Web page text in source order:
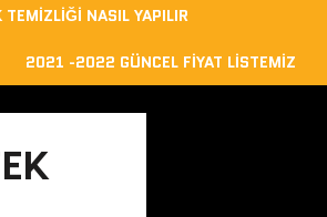
TEMIZLIĞI NASIL YAPILIR
2021 -2022 GÜNCEL FIYAT LISTEMIZ